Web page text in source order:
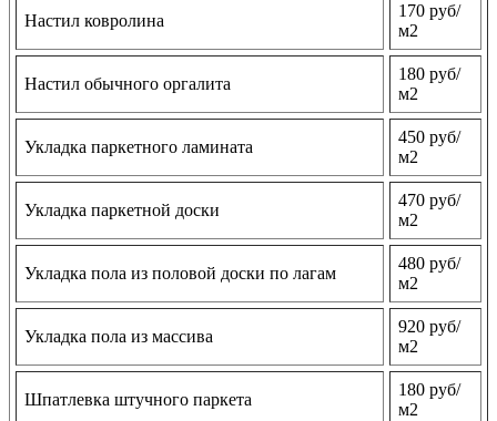
Настил ковролина
170 руб/
м2
Настил обычного оргалита
180 руб/
м2
Укладка паркетного ламината
450 руб/
м2
Укладка паркетной доски
470 руб/
м2
Укладка пола из половой доски по лагам
480 руб/
м2
Укладка пола из массива
920 руб/
м2
Шпатлевка штучного паркета
180 руб/
м2